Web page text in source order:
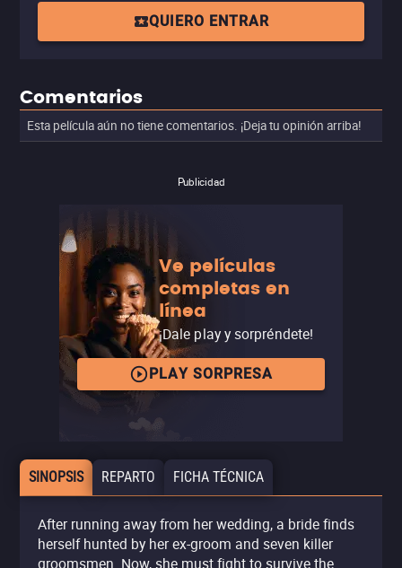
QUIERO ENTRAR
Comentarios
Esta película aún no tiene comentarios. ¡Deja tu opinión arriba!
Publicidad
Ve películas
completas en
línea
¡Dale play y sorpréndete!
PLAY SORPRESA
SINOPSIS REPARTO FICHA TÉCNICA
After running away from her wedding, a bride finds
herself hunted by her ex-groom and seven killer
groomsmen. Now, she must fight to survive the